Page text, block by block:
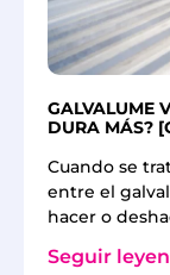
GALVALUME
DURA MÁS?
Cuando se
entre el
hacer o
Seguir